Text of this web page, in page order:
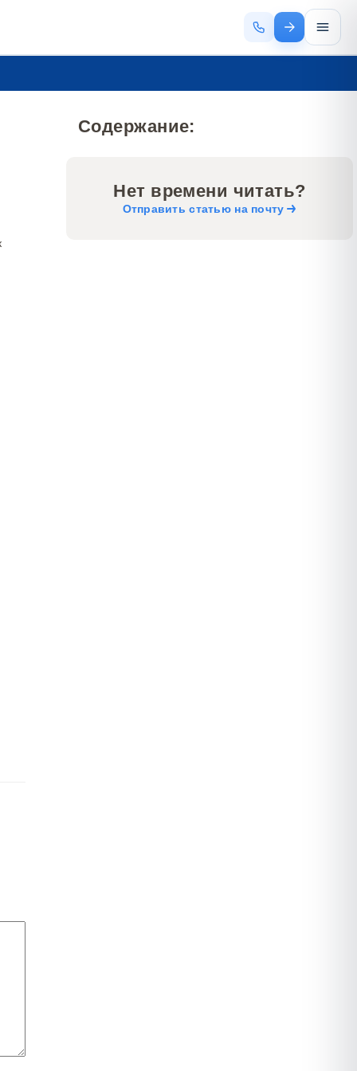
Содержание:
Нет времени читать?
Отправить статью на почту